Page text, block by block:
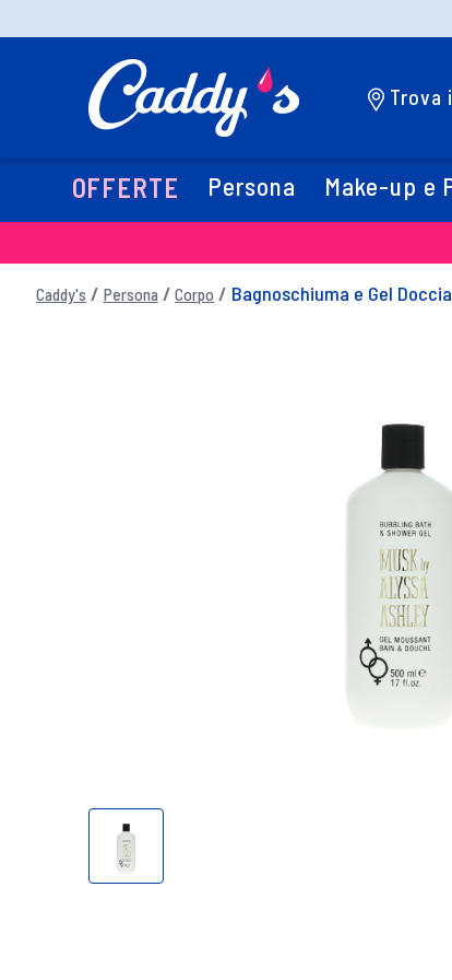
Trova
OFFERTE Persona Make-up e
Caddy's Persona Corpo Bagnoschiuma e Gel Doccia